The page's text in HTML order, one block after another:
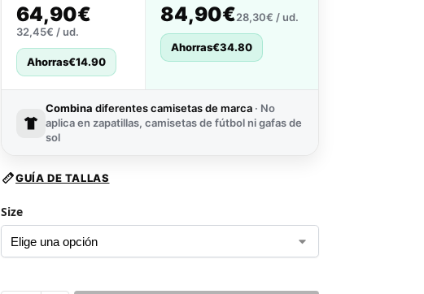
64,90€
32,45€ / ud.
Ahorras€14.90
84,90€28,30€ / ud.
Ahorras€34.80
Combinadiferentes camisetas de marca · No
aplica en zapatillas, camisetas de fútbol ni gafas de
sol
GUÍA DE TALLAS
Size